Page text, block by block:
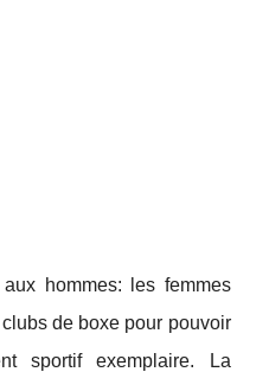
hommes: les femmes
de boxe pour pouvoir
sportif exemplaire. La